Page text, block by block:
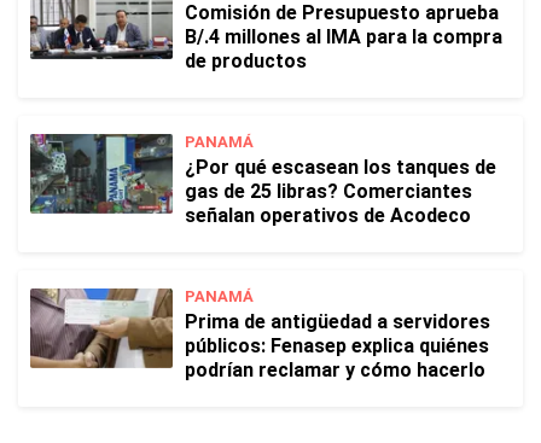
Comisión de Presupuesto aprueba
B/.4 millones al IMA para la compra
de productos
PANAMÁ
¿Por qué escasean los tanques de
gas de 25 libras? Comerciantes
señalan operativos de Acodeco
PANAMÁ
Prima de antigüedad a servidores
públicos: Fenasep explica quiénes
podrían reclamar y cómo hacerlo